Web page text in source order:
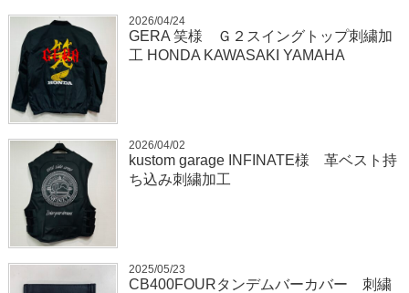
2026/04/24
GERA 笑様 Ｇ２スイングトップ刺繍加
工 HONDA KAWASAKI YAMAHA
2026/04/02
kustom garage INFINATE様 革ベスト持
ち込み刺繍加工
2025/05/23
CB400FOURタンデムバーカバー 刺繍